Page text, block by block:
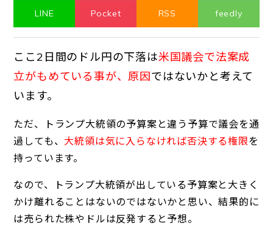
LINE Pocket RSS feedly
ここ2日間のドル円の下落は米国議会で法案成
立がもめている事が、原因ではないかと考えて
います。
ただ、トランプ大統領の予算案と違う予算で議会を通
過しても、 大統領は気に入らなければ否決する権限を
持っています。
なので、トランプ大統領が出している予算案と大きく
かけ離れることはないのではないかと思い、結果的に
は売られた株やドルは反発すると予想。